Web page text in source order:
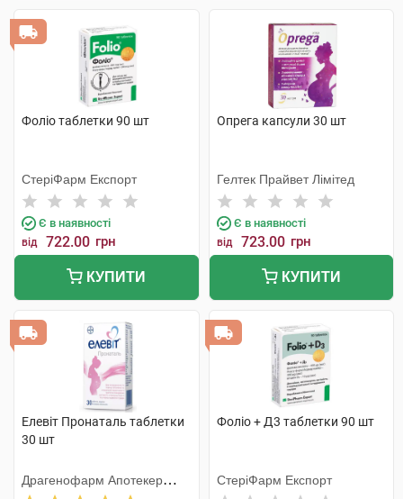
Фоліо таблетки 90 шт
СтеріФарм Експорт
Є в наявності
від 722.00 грн
КУПИТИ
Опрега капсули 30 шт
Гелтек Прайвет Лімітед
Є в наявності
від 723.00 грн
КУПИТИ
Елевіт Пронаталь таблетки
30 шт
Драгенофарм Апотекер
Фоліо + Д3 таблетки 90 шт
СтеріФарм Експорт